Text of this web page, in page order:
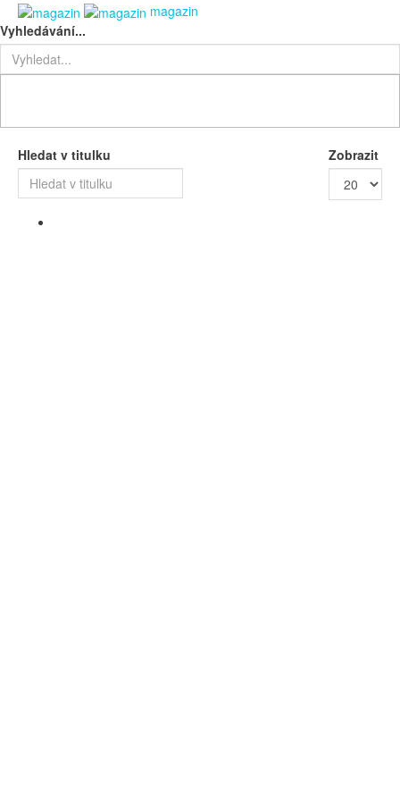
magazin
Vyhledávání...
Hledat v titulku Zobrazit